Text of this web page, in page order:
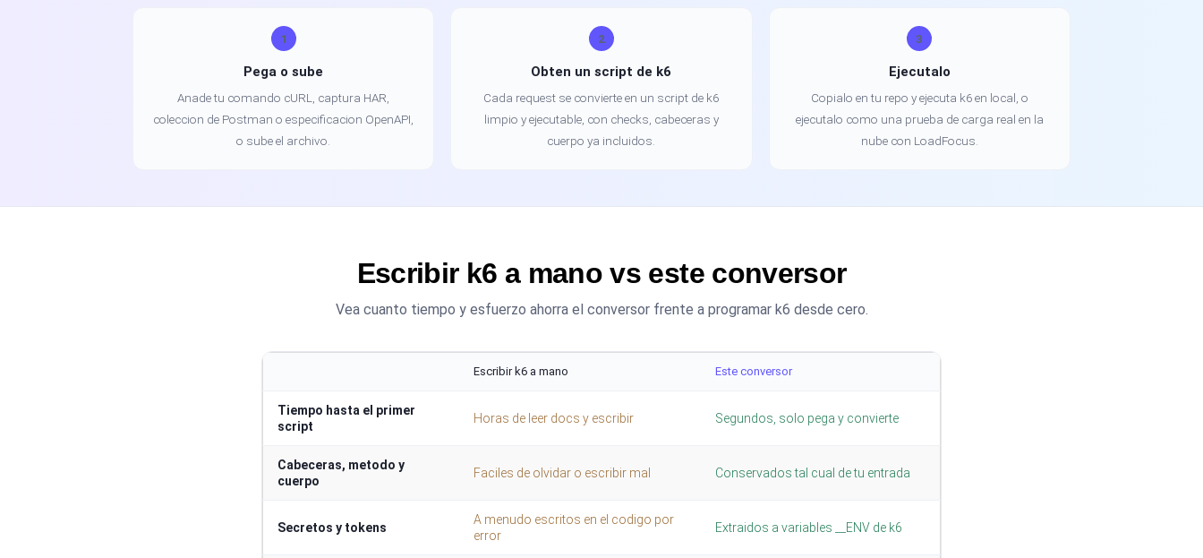
1
Pega o sube
Anade tu comando cURL, captura HAR,
coleccion de Postman o especificacion OpenAPI,
o sube el archivo.
2
Obten un script de k6
Cada request se convierte en un script de k6
limpio y ejecutable, con checks, cabeceras y
cuerpo ya incluidos.
3
Ejecutalo
Copialo en tu repo y ejecuta k6 en local, o
ejecutalo como una prueba de carga real en la
nube con LoadFocus.
Escribir k6 a mano vs este conversor
Vea cuanto tiempo y esfuerzo ahorra el conversor frente a programar k6 desde cero.
Escribir k6 a mano Este conversor
Tiempo hasta el primer
script
Horas de leer docs y escribir Segundos, solo pega y convierte
Cabeceras, metodo y
cuerpo
Faciles de olvidar o escribir mal Conservados tal cual de tu entrada
Secretos y tokens
A menudo escritos en el codigo por
error
Extraidos a variables __ENV de k6